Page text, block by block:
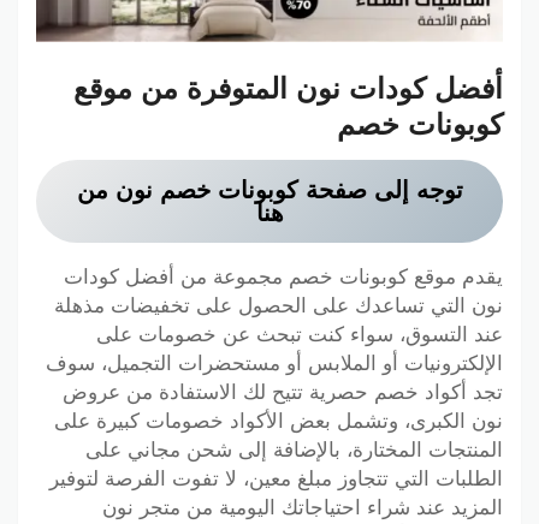
أفضل كودات نون المتوفرة من موقع
كوبونات خصم
توجه إلى صفحة كوبونات خصم نون من
هنا
يقدم موقع كوبونات خصم مجموعة من أفضل كودات
نون التي تساعدك على الحصول على تخفيضات مذهلة
عند التسوق، سواء كنت تبحث عن خصومات على
الإلكترونيات أو الملابس أو مستحضرات التجميل، سوف
تجد أكواد خصم حصرية تتيح لك الاستفادة من عروض
نون الكبرى، وتشمل بعض الأكواد خصومات كبيرة على
المنتجات المختارة، بالإضافة إلى شحن مجاني على
الطلبات التي تتجاوز مبلغ معين، لا تفوت الفرصة لتوفير
المزيد عند شراء احتياجاتك اليومية من متجر نون